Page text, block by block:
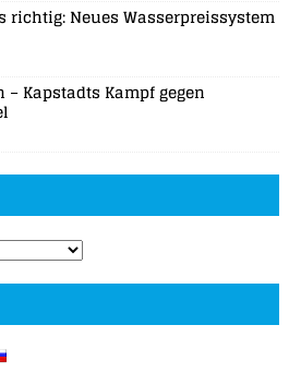
richtig: Neues Wasserpreissystem
Kapstadts Kampf gegen